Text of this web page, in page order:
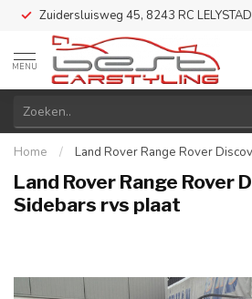
Zuidersluisweg 45, 8243 RC LELYSTAD
MENU
Home / Land Rover Range Rover
Land Rover Range Rover
Sidebars rvs plaat